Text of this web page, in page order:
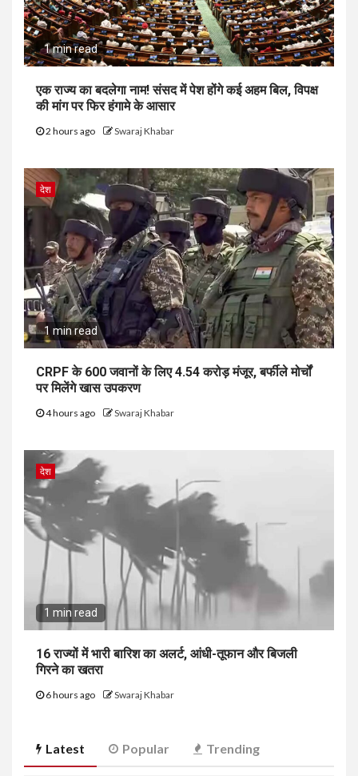
1 min read
एक राज्य का बदलेगा नाम! संसद में पेश होंगे कई अहम बिल, विपक्ष
की मांग पर फिर हंगामे के आसार
2 hours ago Swaraj Khabar
देश
1 min read
CRPF के 600 जवानों के लिए ₹4.54 करोड़ मंजूर, बर्फीले मोर्चों
पर मिलेंगे खास उपकरण
4 hours ago Swaraj Khabar
देश
1 min read
16 राज्यों में भारी बारिश का अलर्ट, आंधी-तूफान और बिजली
गिरने का खतरा
6 hours ago Swaraj Khabar
Latest Popular Trending